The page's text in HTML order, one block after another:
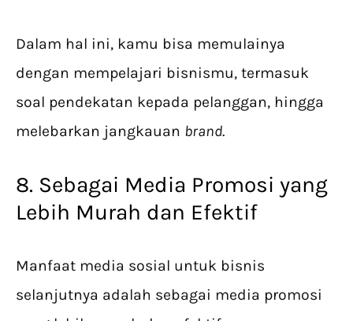
Dalam hal ini, kamu bisa memulainya
dengan mempelajari bisnismu, termasuk
soal pendekatan kepada pelanggan, hingga
melebarkan jangkauan brand.
8. Sebagai Media Promosi yang
Lebih Murah dan Efektif
Manfaat media sosial untuk bisnis
selanjutnya adalah sebagai media promosi